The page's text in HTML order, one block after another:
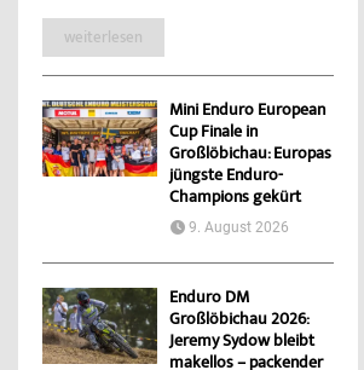
weiterlesen
Mini Enduro European
Cup Finale in
Großlöbichau: Europas
jüngste Enduro-
Champions gekürt
9. August 2026
Enduro DM
Großlöbichau 2026:
Jeremy Sydow bleibt
makellos – packender